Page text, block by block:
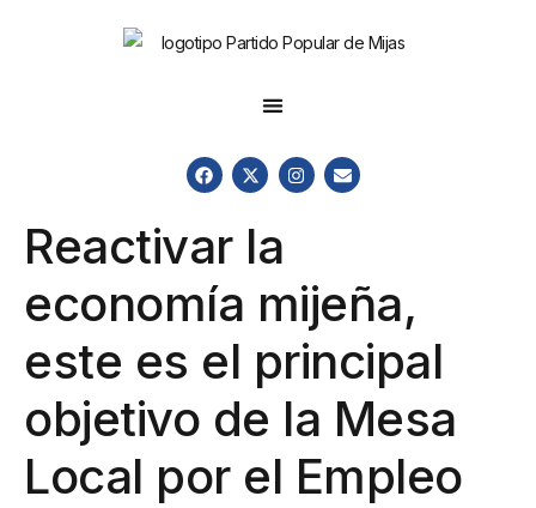
Reactivar la
economía mijeña,
este es el principal
objetivo de la Mesa
Local por el Empleo